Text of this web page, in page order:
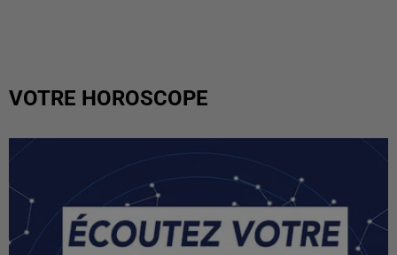
VOTRE HOROSCOPE